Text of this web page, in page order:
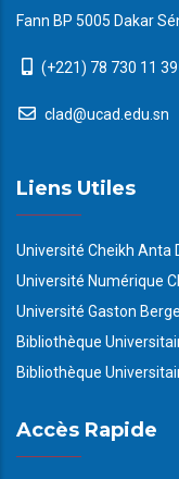
Fann BP 5005 Dakar
(+221) 78 730 11 39
clad@ucad.edu.sn
Liens Utiles
Université Cheikh Anta
Université Numérique
Université Gaston
Bibliothèque
Bibliothèque
Accès Rapide